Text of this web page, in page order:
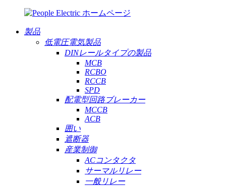
製品
低電圧電気製品
DINレールタイプの製品
MCB
RCBO
RCCB
SPD
配電型回路ブレーカー
MCCB
ACB
囲い
遮断器
産業制御
ACコンタクタ
サーマルリレー
一般リレー